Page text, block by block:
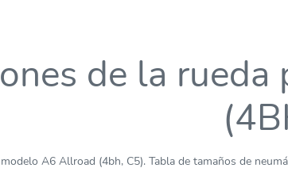
de la
A6 Allroad (4bh, C5). Tabla de tamaños de